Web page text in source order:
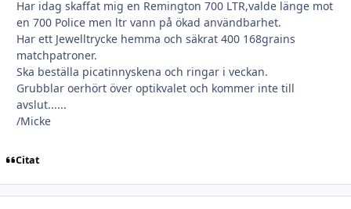
Har idag skaffat mig en Remington 700 LTR,valde länge mot
en 700 Police men ltr vann på ökad användbarhet.
Har ett Jewelltrycke hemma och säkrat 400 168grains
matchpatroner.
Ska beställa picatinnyskena och ringar i veckan.
Grubblar oerhört över optikvalet och kommer inte till
avslut......
/Micke
Citat